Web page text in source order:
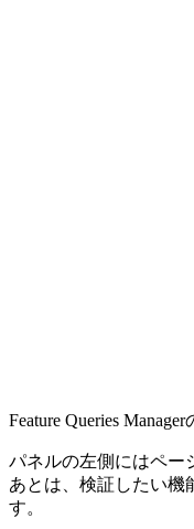
Feature Queries
パネルの左側にはペー
あとは、検証したい機
す。